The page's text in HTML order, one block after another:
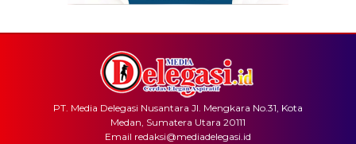
PT. Media Delegasi Nusantara Jl. Mengkara No.31, Kota
Medan, Sumatera Utara 20111
Email redaksi@mediadelegasi.id